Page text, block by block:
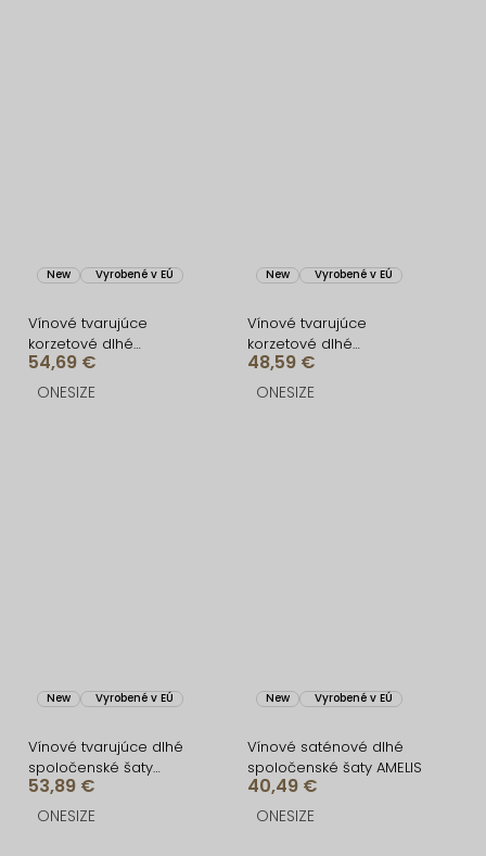
New Vyrobené v EÚ
Vínové tvarujúce
korzetové dlhé
spoločenské šaty
FRUESTA
54,69 €
ONESIZE
New Vyrobené v EÚ
Vínové tvarujúce
korzetové dlhé
spoločenské šaty
BRANFLA
48,59 €
ONESIZE
New Vyrobené v EÚ
Vínové tvarujúce dlhé
spoločenské šaty
CRUNCHA na jedno
rameno
53,89 €
ONESIZE
New Vyrobené v EÚ
Vínové saténové dlhé
spoločenské šaty AMELIS
40,49 €
ONESIZE